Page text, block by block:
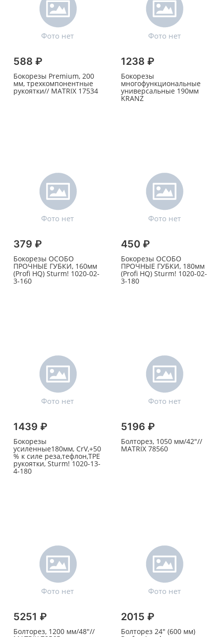
588 ₽
Бокорезы Premium, 200
мм, трехкомпонентные
рукоятки// MATRIX 17534
1238 ₽
Бокорезы
многофункциональные
универсальные 190мм
KRANZ
379 ₽
Бокорезы ОСОБО
ПРОЧНЫЕ ГУБКИ, 160мм
(Profi HQ) Sturm! 1020-02-
3-160
450 ₽
Бокорезы ОСОБО
ПРОЧНЫЕ ГУБКИ, 180мм
(Profi HQ) Sturm! 1020-02-
3-180
1439 ₽
Бокорезы
усиленные180мм, CrV,+50
% к силе реза,тефлон,ТРЕ
рукоятки, Sturm! 1020-13-
4-180
5196 ₽
Болторез, 1050 мм/42"//
MATRIX 78560
5251 ₽
Болторез, 1200 мм/48"//
2015 ₽
Болторез 24" (600 мм)